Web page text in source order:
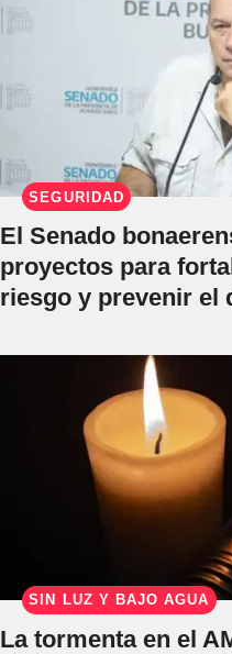
SEGURIDAD
El Senado
proyectos para
riesgo y prevenir el
SIN LUZ Y BAJO AGUA
La tormenta en el